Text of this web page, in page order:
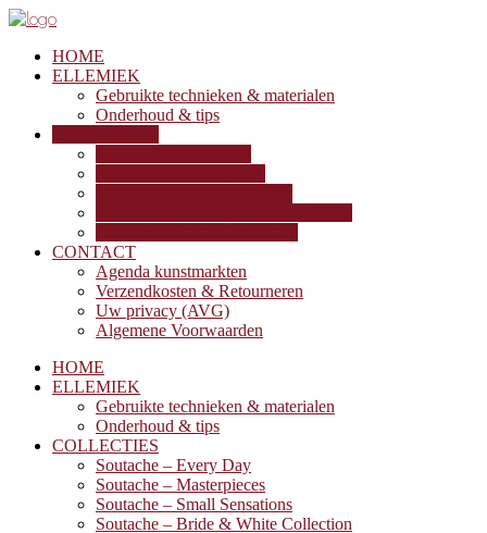
HOME
ELLEMIEK
Gebruikte technieken & materialen
Onderhoud & tips
CONTACT
Agenda kunstmarkten
Verzendkosten & Retourneren
Uw privacy (AVG)
Algemene Voorwaarden
HOME
ELLEMIEK
Gebruikte technieken & materialen
Onderhoud & tips
COLLECTIES
Soutache – Every Day
Soutache – Masterpieces
Soutache – Small Sensations
Soutache – Bride & White Collection